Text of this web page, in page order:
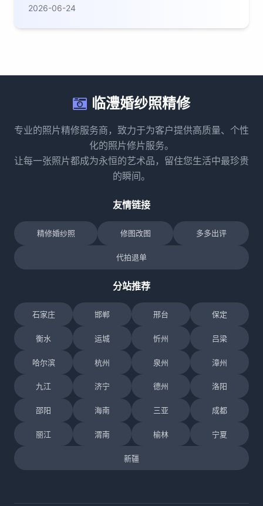
2026-06-24
临澧婚纱照精修
专业的照片精修服务商，致力于为客户提供高质量、个性
化的照片修片服务。
让每一张照片都成为永恒的艺术品，留住您生活中最珍贵
的瞬间。
友情链接
精修婚纱照 修图改图 多多出评
代拍退单
分站推荐
石家庄 邯郸 邢台 保定
衡水 运城 忻州 吕梁
哈尔滨 杭州 泉州 漳州
九江 济宁 德州 洛阳
邵阳 海南 三亚 成都
丽江 渭南 榆林 宁夏
新疆